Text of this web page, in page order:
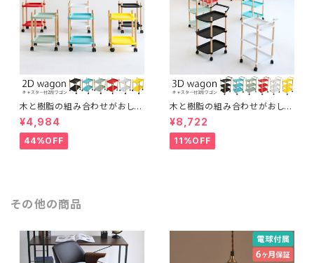
木と樹脂の組み合わせがおしゃ
れな2段ワゴン スッキリ片づけ
キャスター付き 取っ手付き 多目
的 サイドワゴン ナイトテーブル
ガレージ キッチンワゴン インテ
¥4,984
44%OFF
木と樹脂の組み合わせがおしゃ
れな3段ワゴン スッキリ片づけ
キャスター付き 取っ手付き 多目
的 サイドワゴン ファイル ガレー
ジ キッチンワゴン インテリア
¥8,722
11%OFF
その他の商品